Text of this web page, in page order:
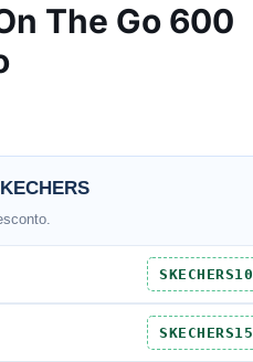
The Go 600
SKECHERS10
SKECHERS15